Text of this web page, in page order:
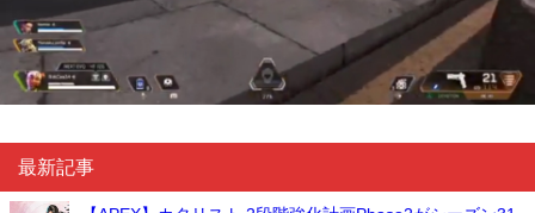
最新記事